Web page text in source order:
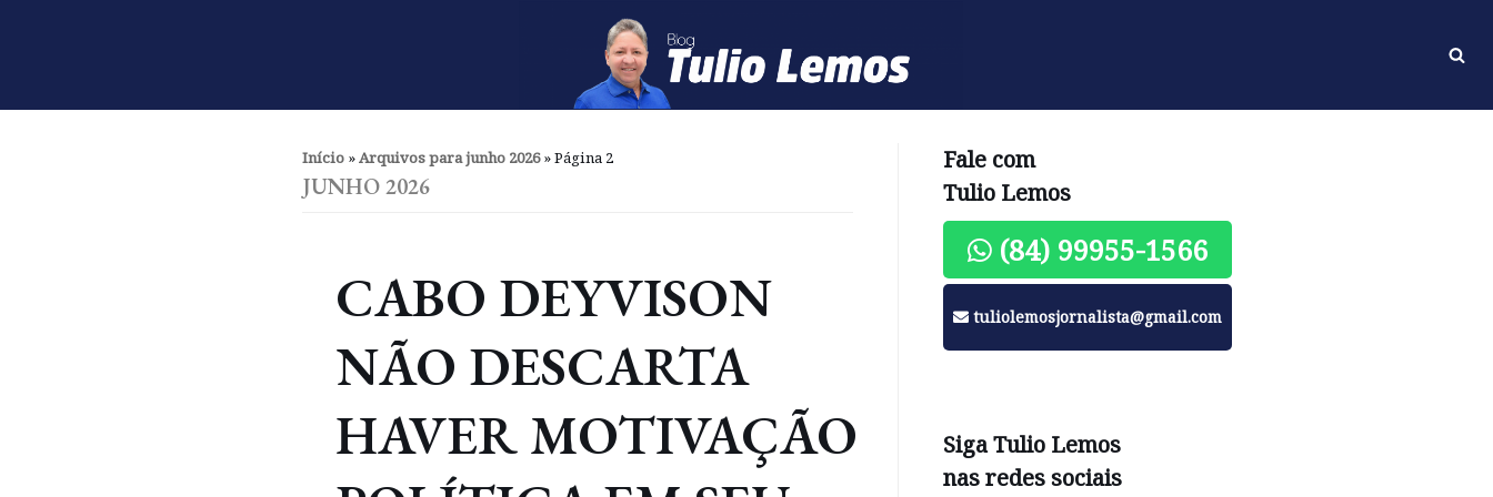
o
Início »Arquivos para junho 2026»Página 2
JUNHO 2026
CABO DEYVISON
NÃO DESCARTA
HAVER MOTIVAÇÃO
Fale com
Tulio Lemos
(84) 99955-1566
tuliolemosjornalista@gmail.com
Siga Tulio Lemos
nas redes sociais